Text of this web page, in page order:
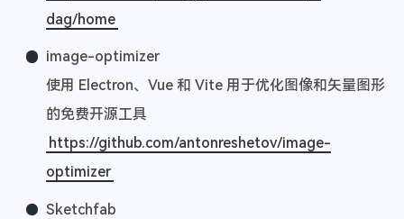
dag/home
image-optimizer
使用 Electron、Vue 和 Vite 用于优化图像和矢量图形
的免费开源工具
https://github.com/antonreshetov/image-
optimizer
Sketchfab